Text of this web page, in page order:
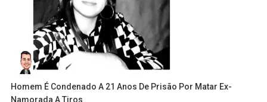
Homem É Condenado A 21 Anos De Prisão Por Matar Ex-
Namorada A Tiros